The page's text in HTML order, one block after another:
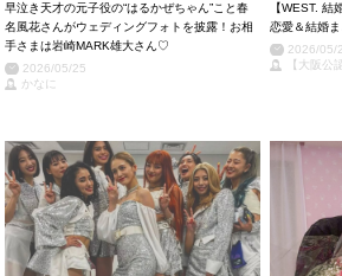
早泣き天才の元子役の“はるかぜちゃん”こと春
名風花さんがウェディングフォトを披露！お相
手さまは岩崎MARK雄大さん♡
2026/05/25
かなに
【WEST. 結
恋愛＆結婚
2026/05/
【大阪公